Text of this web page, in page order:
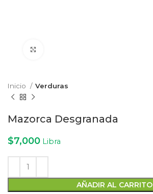
Inicio Verduras
Mazorca Desgranada
$7,000 Libra
AÑADIR AL CARRITO